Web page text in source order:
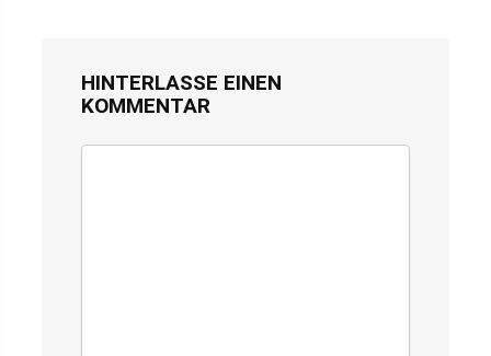
HINTERLASSE EINEN
KOMMENTAR